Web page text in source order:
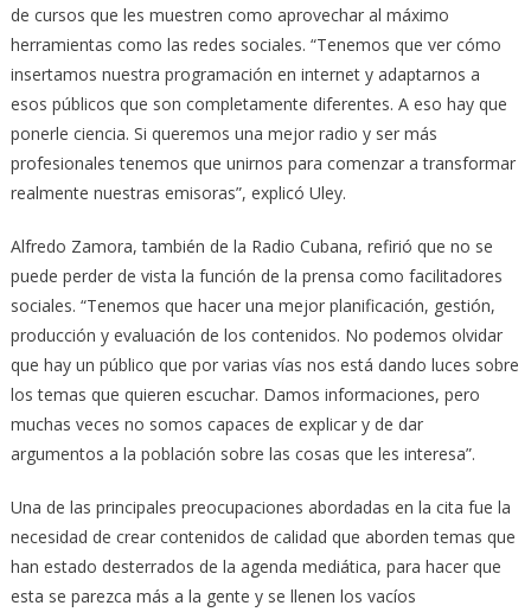
de cursos que les muestren como aprovechar al máximo
herramientas como las redes sociales. “Tenemos que ver cómo
insertamos nuestra programación en internet y adaptarnos a
esos públicos que son completamente diferentes. A eso hay que
ponerle ciencia. Si queremos una mejor radio y ser más
profesionales tenemos que unirnos para comenzar a transformar
realmente nuestras emisoras”, explicó Uley.
Alfredo Zamora, también de la Radio Cubana, refirió que no se
puede perder de vista la función de la prensa como facilitadores
sociales. “Tenemos que hacer una mejor planificación, gestión,
producción y evaluación de los contenidos. No podemos olvidar
que hay un público que por varias vías nos está dando luces sobre
los temas que quieren escuchar. Damos informaciones, pero
muchas veces no somos capaces de explicar y de dar
argumentos a la población sobre las cosas que les interesa”.
Una de las principales preocupaciones abordadas en la cita fue la
necesidad de crear contenidos de calidad que aborden temas que
han estado desterrados de la agenda mediática, para hacer que
esta se parezca más a la gente y se llenen los vacíos